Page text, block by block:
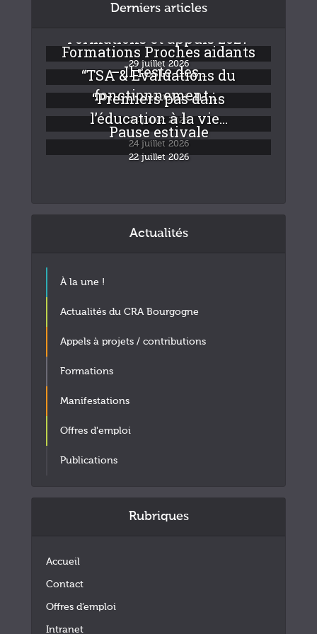
Derniers articles
Formations et appuis 2027
29 juillet 2026
Formations Proches aidants
– Il reste des...
24 juillet 2026
“TSA & Evaluations du
fonctionnement :...
24 juillet 2026
“Premiers pas dans
l’éducation à la vie...
24 juillet 2026
Pause estivale
22 juillet 2026
Actualités
À la une !
Actualités du CRA Bourgogne
Appels à projets / contributions
Formations
Manifestations
Offres d'emploi
Publications
Rubriques
Accueil
Contact
Offres d’emploi
Intranet